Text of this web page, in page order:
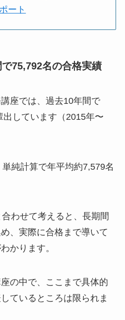
ート
75,792名の合格実績
座では、過去10年間で
出しています（2015年〜
純計算で年平均約7,579名
わせて考えると、長期間
、実際に合格まで導いて
かります。
の中で、ここまで具体的
ているところは限られま